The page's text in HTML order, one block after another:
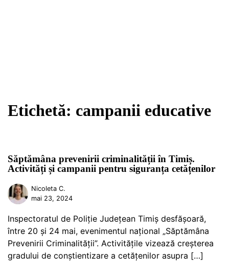
Etichetă: campanii educative
Săptămâna prevenirii criminalității în Timiș.
Activități și campanii pentru siguranța cetățenilor
Nicoleta C.
mai 23, 2024
Inspectoratul de Poliție Județean Timiș desfășoară,
între 20 și 24 mai, evenimentul național „Săptămâna
Prevenirii Criminalității”. Activitățile vizează creșterea
gradului de conștientizare a cetățenilor asupra […]